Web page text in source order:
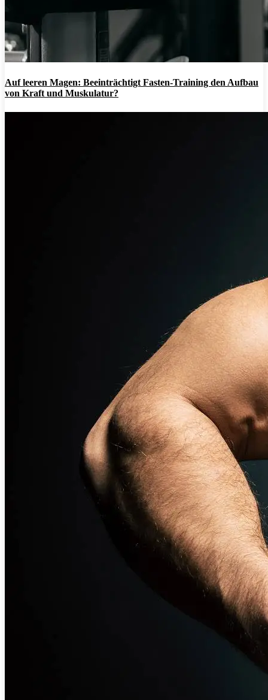
Auf leeren Magen: Beeinträchtigt Fasten-Training den Aufbau
von Kraft und Muskulatur?